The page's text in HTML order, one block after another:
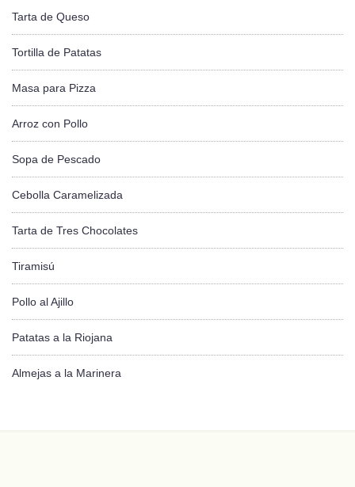
Tarta de Queso
Tortilla de Patatas
Masa para Pizza
Arroz con Pollo
Sopa de Pescado
Cebolla Caramelizada
Tarta de Tres Chocolates
Tiramisú
Pollo al Ajillo
Patatas a la Riojana
Almejas a la Marinera